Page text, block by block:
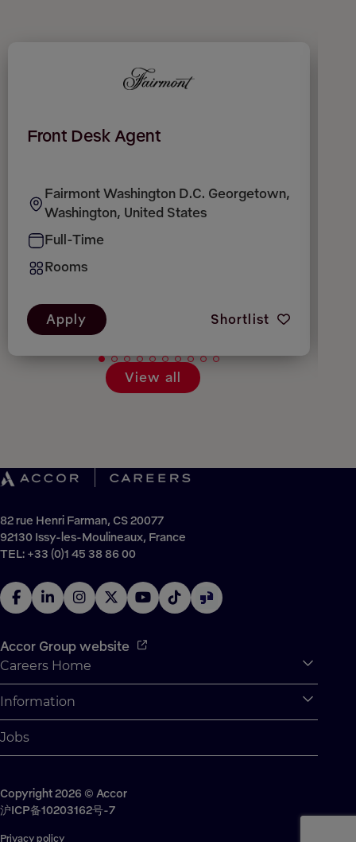
Front Desk Agent
Fairmont Washington D.C. Georgetown,
Washington, United States
Full-Time
Rooms
Apply Shortlist
View all
82 rue Henri Farman, CS 20077
92130 Issy-les-Moulineaux, France
TEL: +33 (0)1 45 38 86 00
Accor Group website
Careers Home
Why Join Accor
Student Opportunities
Student Challenges
Information
Cookie Settings
Contact us
Jobs
Copyright 2026 © Accor
沪ICP备10203162号-7
Privacy policy